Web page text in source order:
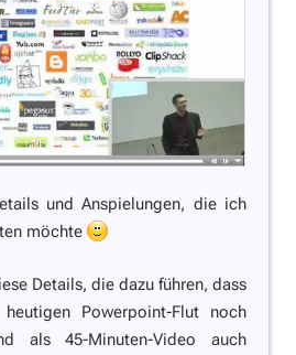
und Anspielungen, die ich
möchte
Details, die dazu führen, dass
Powerpoint-Flut noch
als 45-Minuten-Video auch